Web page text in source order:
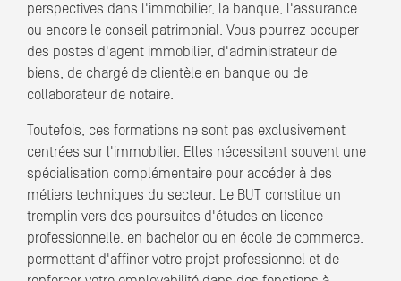
perspectives dans l'immobilier, la banque, l'assurance
ou encore le conseil patrimonial. Vous pourrez occuper
des postes d'agent immobilier, d'administrateur de
biens, de chargé de clientèle en banque ou de
collaborateur de notaire.
Toutefois, ces formations ne sont pas exclusivement
centrées sur l'immobilier. Elles nécessitent souvent une
spécialisation complémentaire pour accéder à des
métiers techniques du secteur. Le BUT constitue un
tremplin vers des poursuites d'études en licence
professionnelle, en bachelor ou en école de commerce,
permettant d'affiner votre projet professionnel et de